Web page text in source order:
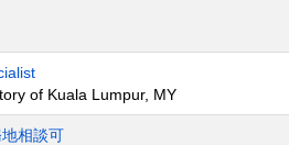
of Kuala Lumpur, MY
相談可